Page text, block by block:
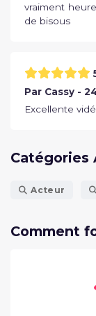
vraiment
de bisous
Par Cassy -
Excellente
Catégories
Acteur
Comment